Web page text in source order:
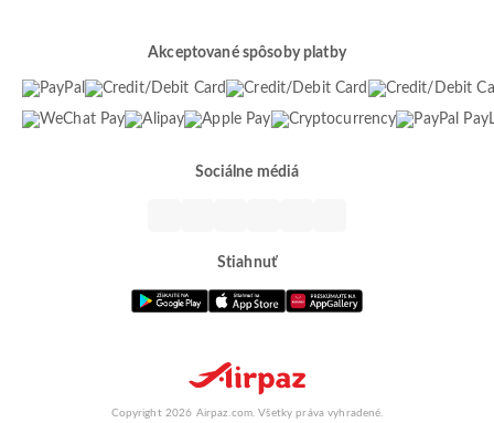
Akceptované spôsoby platby
Sociálne médiá
Stiahnuť
Copyright 2026 Airpaz.com. Všetky práva vyhradené.